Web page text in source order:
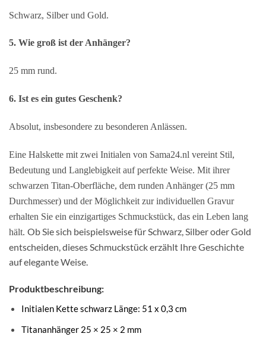
Schwarz, Silber und Gold.
5. Wie groß ist der Anhänger?
25 mm rund.
6. Ist es ein gutes Geschenk?
Absolut, insbesondere zu besonderen Anlässen.
Eine Halskette mit zwei Initialen von Sama24.nl vereint Stil,
Bedeutung und Langlebigkeit auf perfekte Weise. Mit ihrer
schwarzen Titan-Oberfläche, dem runden Anhänger (25 mm
Durchmesser) und der Möglichkeit zur individuellen Gravur
erhalten Sie ein einzigartiges Schmuckstück, das ein Leben lang
hält. Ob Sie sich beispielsweise für Schwarz, Silber oder Gold
entscheiden, dieses Schmuckstück erzählt Ihre Geschichte
auf elegante Weise.
Produktbeschreibung:
Initialen Kette schwarz Länge: 51 x 0,3 cm
Titananhänger 25 × 25 × 2 mm